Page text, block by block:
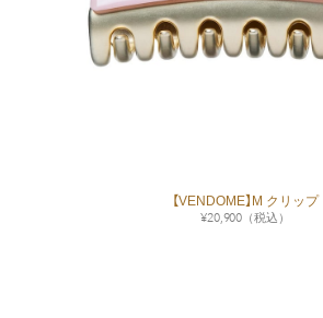
【VENDOME】M クリップ
¥20,900 （税込）